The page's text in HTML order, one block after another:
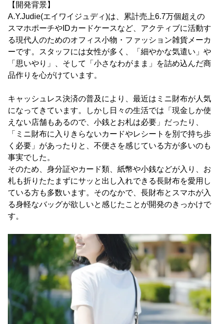
【開発背景】
A.Y.Judie(エイワイジュディ)は、累計売上6.7万個超えの
スマホポーチやIDカードケースなど、アクティブに活動す
る現代人のためのオフィス小物・ファッション雑貨メーカ
ーです。スタッフには女性が多く、「細やかな気遣い」や
「思いやり」、そして「小さなわがまま」を詰め込んだ商
品作りを心がけています。
キャッシュレス決済の普及により、最近はミニ財布が人気
になってきています。しかし日々の生活では「現金しか使
えない店舗もあるので、小銭とお札は必要」だったり、
「ミニ財布に入りきらないカードやレシートを別で持ち歩
く必要」があったりと、不便さを感じている方が多いのも
事実でした。
そのため、身分証やカード類、紙幣や小銭などが入り、お
札も折りたたまずにサッと出し入れできる長財布を愛用し
ている方も多数います。そのなかで、長財布とスマホが入
る身軽なバッグが欲しいと感じたことが開発のきっかけで
す。